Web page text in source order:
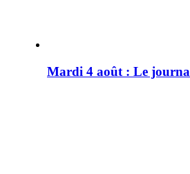
Mardi 4 août : Le